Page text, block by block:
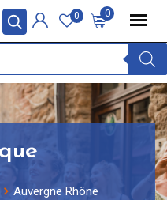
0
0
Auvergne Rhône